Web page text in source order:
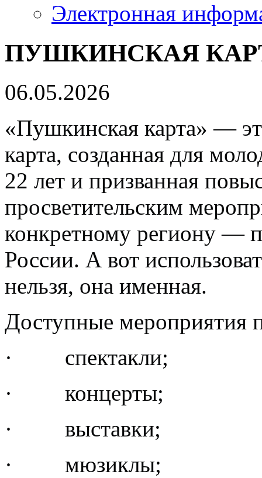
Электронная
ПУШКИНСКАЯ
06.05.2026
«Пушкинская карта» —
карта, созданная для
22 лет и призванная
просветительским
конкретному региону —
России. А вот
нельзя, она именная.
Доступные мероприятия
· спектакли;
· концерты;
· выставки;
· мюзиклы;